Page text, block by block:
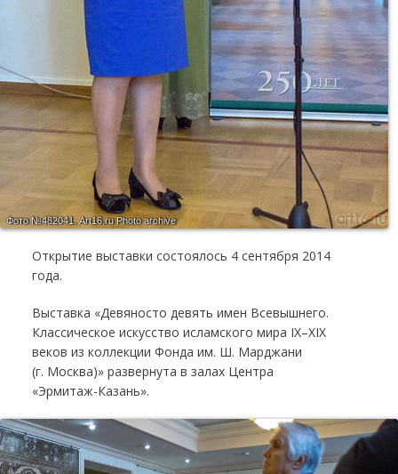
Фото №482041. Art16.ru Photo archive
Открытие выставки состоялось 4 сентября 2014
года.
Выставка «Девяносто девять имен Всевышнего.
Классическое искусство исламского мира IX–XIX
веков из коллекции Фонда им. Ш. Марджани
(г. Москва)» развернута в залах Центра
«Эрмитаж-Казань».